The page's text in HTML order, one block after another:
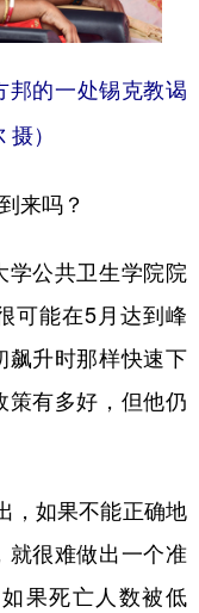
邦的一处锡克教谒
）
来吗？
公共卫生学院院
可能在5月达到峰
飙升时那样快速下
有多好，但他仍
如果不能正确地
就很难做出一个准
果死亡人数被低